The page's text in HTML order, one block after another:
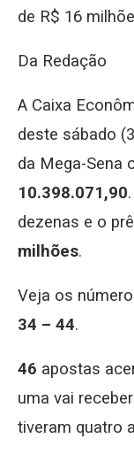
de R$ 16
Da Redação
A Caixa
deste sábado
da Mega-Sena
10.398.071,90
dezenas e o
milhões.
Veja os
34 – 44.
46 apostas
uma vai receber
tiveram quatro